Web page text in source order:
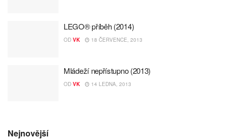
LEGO® příběh (2014)
OD VK 18 ČERVENCE, 2013
Mládeží nepřístupno (2013)
OD VK 14 LEDNA, 2013
Nejnovější